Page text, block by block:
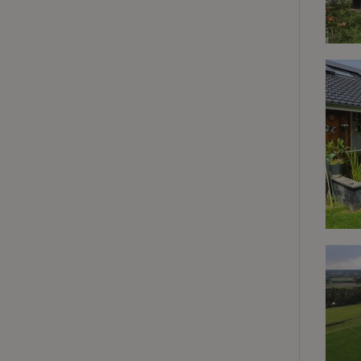
Les cookies
utilisateurs et la
nécessaires.